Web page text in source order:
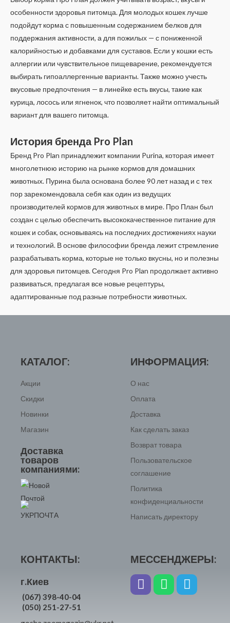
особенности здоровья питомца. Для молодых кошек лучше
подойдут корма с повышенным содержанием белков для
поддержания активности, а для пожилых — с пониженной
калорийностью и добавками для суставов. Если у кошки есть
аллергии или чувствительное пищеварение, рекомендуется
выбирать гипоаллергенные варианты. Также можно учесть
вкусовые предпочтения — в линейке есть вкусы, такие как
курица, лосось или ягненок, что позволяет найти оптимальный
вариант для вашего питомца.
История бренда Pro Plan
Бренд Pro Plan принадлежит компании Purina, которая имеет
многолетнюю историю на рынке кормов для домашних
животных. Пурина была основана более 90 лет назад и с тех
пор зарекомендовала себя как один из ведущих
производителей кормов для животных в мире. Про План был
создан с целью обеспечить высококачественное питание для
кошек и собак, основываясь на последних достижениях науки
и технологий. В основе философии бренда лежит стремление
разрабатывать корма, которые не только вкусны, но и полезны
для здоровья питомцев. Сегодня Pro Plan продолжает активно
развиваться, предлагая все новые рецептуры,
адаптированные под разные потребности животных.
КАТАЛОГ:
Акции
Скидки
Новинки
Магазин
Доставка
товаров
компаниями:
ИНФОРМАЦИЯ:
О нас
Оплата
Доставка
Как сделать заказ
Возврат товара
Пользовательское
соглашение
Политика
конфиденциальности
Написать директору
КОНТАКТЫ:
г.Киев
(067) 398-40-04
(050) 251-27-51
МЕССЕНДЖЕРЫ: